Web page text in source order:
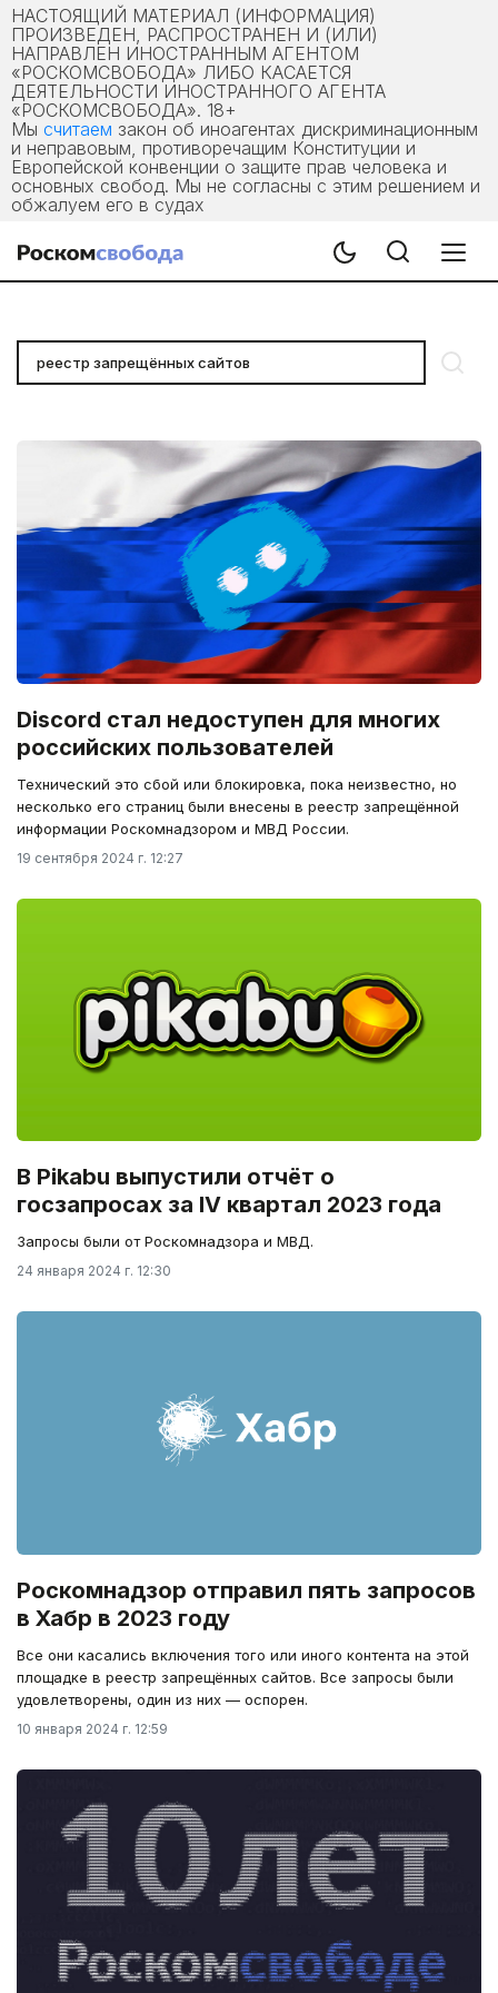
НАСТОЯЩИЙ МАТЕРИАЛ (ИНФОРМАЦИЯ)
ПРОИЗВЕДЕН, РАСПРОСТРАНЕН И (ИЛИ)
НАПРАВЛЕН ИНОСТРАННЫМ АГЕНТОМ
«РОСКОМСВОБОДА» ЛИБО КАСАЕТСЯ
ДЕЯТЕЛЬНОСТИ ИНОСТРАННОГО АГЕНТА
«РОСКОМСВОБОДА». 18+
Мы считаем закон об иноагентах дискриминационным
и неправовым, противоречащим Конституции и
Европейской конвенции о защите прав человека и
основных свобод. Мы не согласны с этим решением и
обжалуем его в судах
Discord стал недоступен для многих
российских пользователей
Технический это сбой или блокировка, пока неизвестно, но
несколько его страниц были внесены в реестр запрещённой
информации Роскомнадзором и МВД России.
19 сентября 2024 г. 12:27
В Pikabu выпустили отчёт о
госзапросах за IV квартал 2023 года
Запросы были от Роскомнадзора и МВД.
24 января 2024 г. 12:30
Роскомнадзор отправил пять запросов
в Хабр в 2023 году
Все они касались включения того или иного контента на этой
площадке в реестр запрещённых сайтов. Все запросы были
удовлетворены, один из них — оспорен.
10 января 2024 г. 12:59